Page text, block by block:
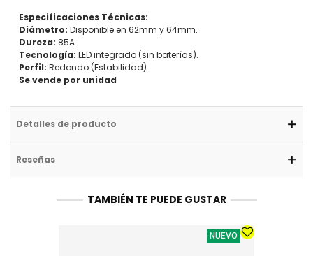
Especificaciones Técnicas:
Diámetro: Disponible en 62mm y 64mm.
Dureza: 85A.
Tecnología: LED integrado (sin baterías).
Perfil: Redondo (Estabilidad).
Se vende por unidad
Detalles de producto
Reseñas
TAMBIÉN TE PUEDE GUSTAR
NUEVO